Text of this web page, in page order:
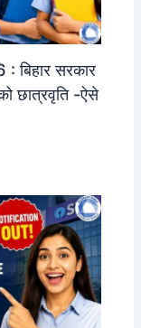
सरकार
छात्रवृति -ऐसे